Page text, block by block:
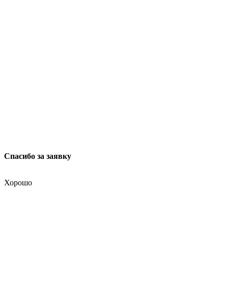
Спасибо за заявку
Хорошо